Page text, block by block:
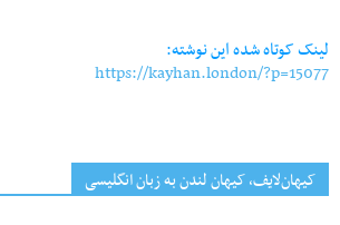
لینک کوتاه شده این نوشته:
https://kayhan.london/?p=15077
کیهان‌لایف، کیهان لندن به زبان انگلیسی